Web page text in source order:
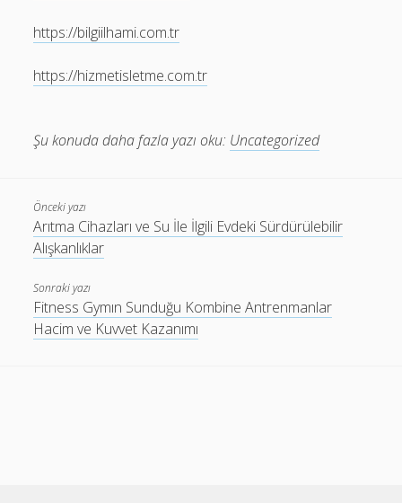
https://bilgiilhami.com.tr
https://hizmetisletme.com.tr
Şu konuda daha fazla yazı oku: Uncategorized
Önceki yazı
Arıtma Cihazları ve Su İle İlgili Evdeki Sürdürülebilir
Alışkanlıklar
Sonraki yazı
Fitness Gymın Sunduğu Kombine Antrenmanlar
Hacim ve Kuvvet Kazanımı